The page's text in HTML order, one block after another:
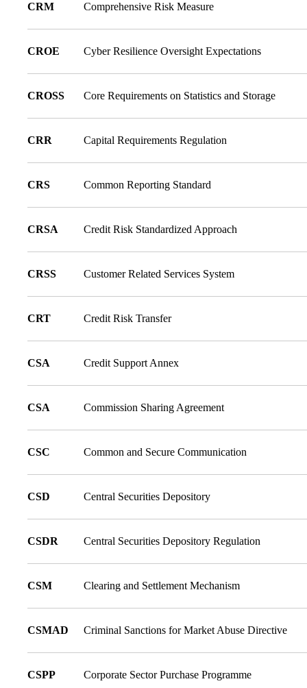
CRM Comprehensive Risk Measure
CROE Cyber Resilience Oversight Expectations
CROSS Core Requirements on Statistics and Storage
CRR Capital Requirements Regulation
CRS Common Reporting Standard
CRSA Credit Risk Standardized Approach
CRSS Customer Related Services System
CRT Credit Risk Transfer
CSA Credit Support Annex
CSA Commission Sharing Agreement
CSC Common and Secure Communication
CSD Central Securities Depository
CSDR Central Securities Depository Regulation
CSM Clearing and Settlement Mechanism
CSMAD Criminal Sanctions for Market Abuse Directive
CSPP Corporate Sector Purchase Programme